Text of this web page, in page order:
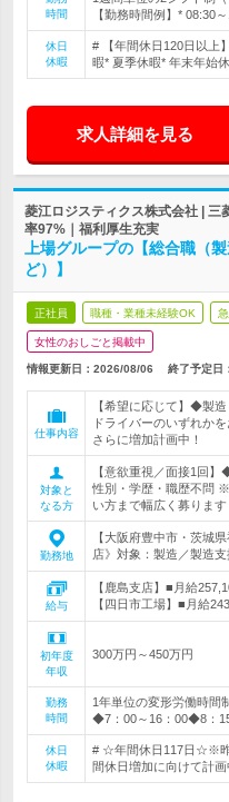
時間
【勤務時間例】* 08:30
休日
休暇
# 【年間休日120日以上
暇* 夏季休暇* 年末年始
求人詳細を見る
菱江ロジスティクス株式会社 | 三
率97%｜福利厚生充実
上場グループの【総合職（
ど）】
正社員 職種・業種未経験OK
女性のおしごと掲載中
情報更新日：2026/08/06 終了予定日：
仕事内容
【希望に応じて】◆製
ドライバーのいずれか
さらに増加計画中！
対象と
なる方
【意欲重視／面接1回
性別・学歴・職歴不問
い方まで幅広く募ります
勤務地
【大阪府豊中市・茨城
店》対象：製造／製造
給与
【鹿島支店】■月給
【四日市工場】■月給
初年度
年収
300万円～450万円
勤務
時間
1年単位の変形労働時間
◆7：00～16：00◆8：
休日
休暇
# ☆年間休日117日☆※
間休日増加に向けて計